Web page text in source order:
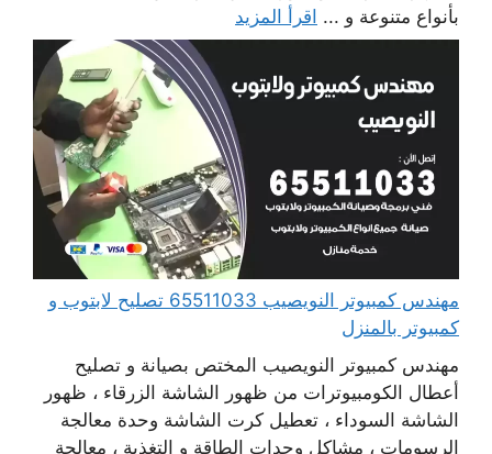
بأنواع متنوعة و ... اقرأ المزيد
مهندس كمبيوتر النويصيب 65511033 تصليح لابتوب و
كمبيوتر بالمنزل
مهندس كمبيوتر النويصيب المختص بصيانة و تصليح
أعطال الكومبيوترات من ظهور الشاشة الزرقاء ، ظهور
الشاشة السوداء ، تعطيل كرت الشاشة وحدة معالجة
الرسومات ، مشاكل وحدات الطاقة و التغذية ، معالجة